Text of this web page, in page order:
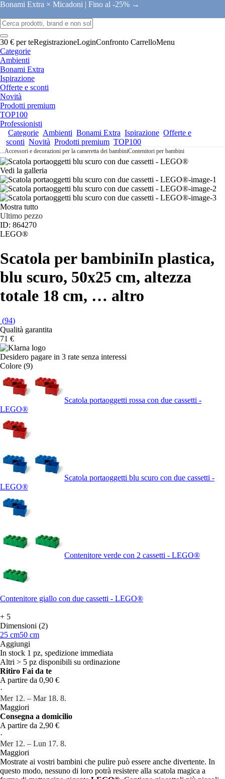
Bonami Extra × Micadoni | Fino al -25% →
30 € per teRegistrazioneLoginConfronto CarrelloMenu
Categorie
Ambienti
Bonami Extra
Ispirazione
Offerte e sconti
Novità
Prodotti premium
TOP100
Professionisti
Categorie Ambienti Bonami Extra Ispirazione Offerte e
sconti Novità Prodotti premium TOP100
...Accessori e decorazioni per la cameretta dei bambiniContenitori per bambini
Vedi la galleria
Mostra tutto
Ultimo pezzo
ID: 864270
LEGO®
Scatola per bambiniIn plastica,
blu scuro, 50x25 cm, altezza
totale 18 cm, … altro
(94)
Qualità garantita
71 €
Desidero pagare in 3 rate senza interessi
Colore (9)
Scatola portaoggetti rossa con due cassetti -
LEGO®
Scatola portaoggetti blu scuro con due cassetti -
LEGO®
Contenitore verde con 2 cassetti - LEGO®
Contenitore giallo con due cassetti - LEGO®
+ 5
Dimensioni (2)
25 cm50 cm
Aggiungi
In stock 1 pz, spedizione immediata
Altri > 5 pz disponibili su ordinazione
Ritiro Fai da te
A partire da 0,90 €
·
Mer 12. – Mar 18. 8.
Maggiori
Consegna a domicilio
A partire da 2,90 €
·
Mer 12. – Lun 17. 8.
Maggiori
Mostrate ai vostri bambini che pulire può essere anche divertente. In
questo modo, nessuno di loro potrà resistere alla scatola magica a